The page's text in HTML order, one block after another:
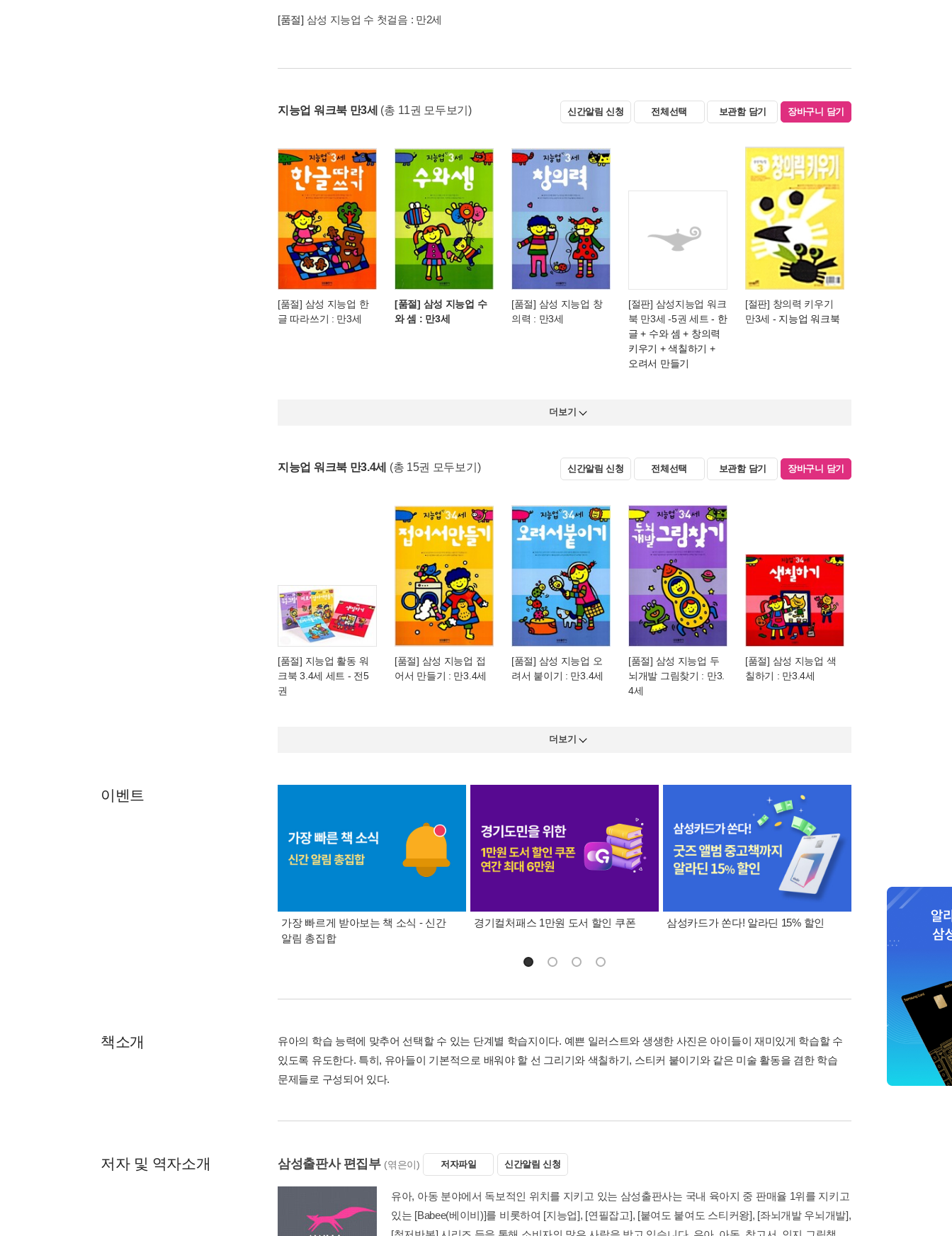
[품절] 삼성 지능업 수 첫걸음 : 만2세
지능업 워크북 만3세 (총 11권 모두보기) 신간알림 신청 전체선택 보관함 담기 장바구니 담기
[품절] 삼성 지능업 한
글 따라쓰기 : 만3세
[품절] 삼성 지능업 수
와 셈 : 만3세
[품절] 삼성 지능업 창
의력 : 만3세
[절판] 삼성지능업 워크
북 만3세 -5권 세트 - 한
글 + 수와 셈 + 창의력
키우기 + 색칠하기 +
오려서 만들기
[절판] 창의력 키우기
만3세 - 지능업 워크북
더보기
지능업 워크북 만3.4세 (총 15권 모두보기) 신간알림 신청 전체선택 보관함 담기 장바구니 담기
[품절] 지능업 활동 워
크북 3.4세 세트 - 전5
권
[품절] 삼성 지능업 접
어서 만들기 : 만3.4세
[품절] 삼성 지능업 오
려서 붙이기 : 만3.4세
[품절] 삼성 지능업 두
뇌개발 그림찾기 : 만3.
4세
[품절] 삼성 지능업 색
칠하기 : 만3.4세
더보기
이벤트
가장 빠르게 받아보는 책 소식 - 신간
알림 총집합
경기컬처패스 1만원 도서 할인 쿠폰 삼성카드가 쏜다! 알라딘 15% 할인 이 달의 적립금 혜택
책소개
유아의 학습 능력에 맞추어 선택할 수 있는 단계별 학습지이다. 예쁜 일러스트와 생생한 사진은 아이들이 재미있게 학습할 수
있도록 유도한다. 특히, 유아들이 기본적으로 배워야 할 선 그리기와 색칠하기, 스티커 붙이기와 같은 미술 활동을 겸한 학습
문제들로 구성되어 있다.
저자 및 역자소개 삼성출판사 편집부 (엮은이) 저자파일 신간알림 신청
유아, 아동 분야에서 독보적인 위치를 지키고 있는 삼성출판사는 국내 육아지 중 판매율 1위를 지키고
있는 [Babee(베이비)]를 비롯하여 [지능업], [연필잡고], [붙여도 붙여도 스티커왕], [좌뇌개발 우뇌개발],